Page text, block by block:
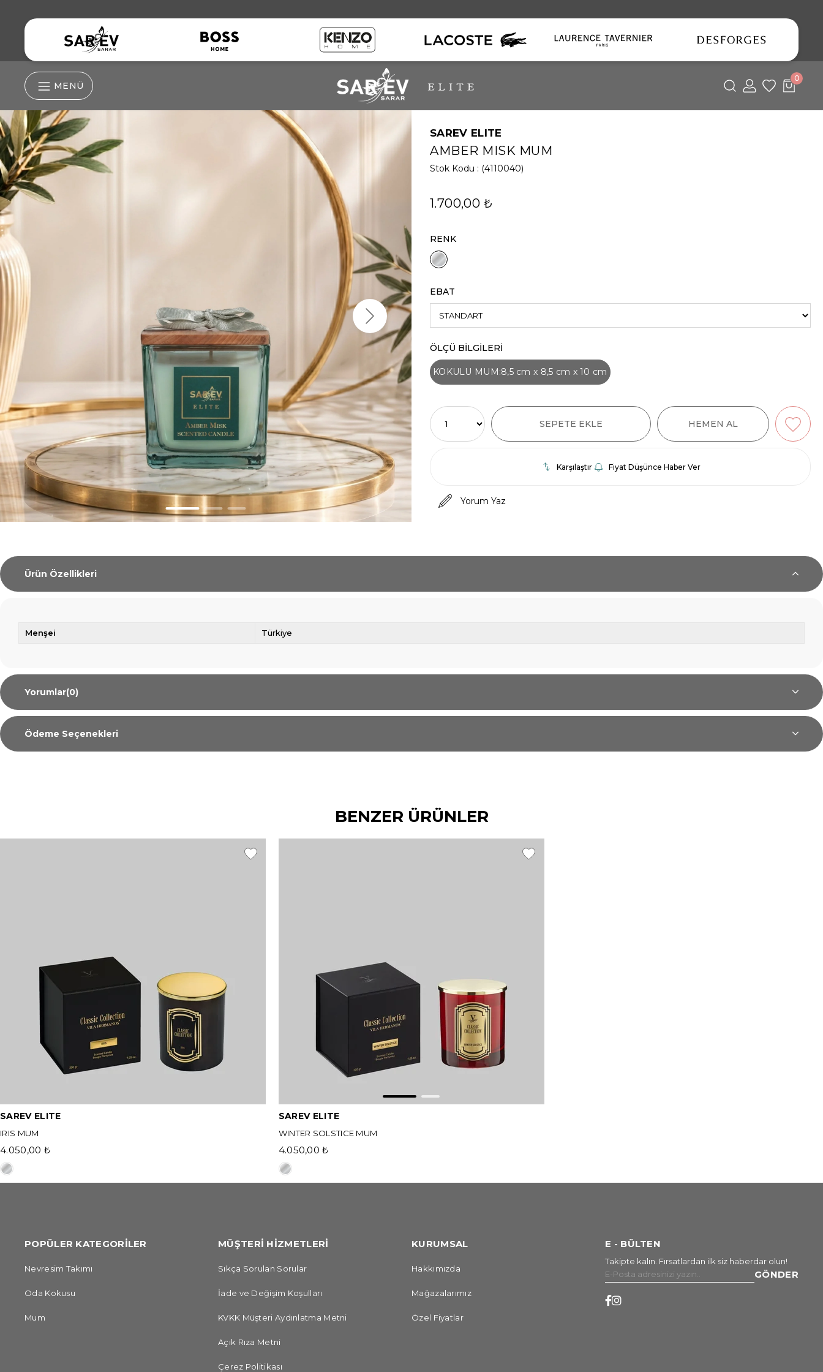
MENÜ
Örtü Grubu
Throw
Yatak Örtüsü Seti
Beyaz Seri
0
SAREV ELITE
AMBER MISK MUM
Stok Kodu (4110040)
1.700,00 ₺
RENK
EBAT
ÖLÇÜ BİLGİLERİ
KOKULU MUM:8,5 cm x 8,5 cm x 10 cm
Karşılaştır Fiyat Düşünce Haber Ver
Yorum Yaz
Ürün Özellikleri
Menşei Türkiye
Yorumlar(0)
Ödeme Seçenekleri
BENZER ÜRÜNLER
SAREV ELITE
IRIS MUM
4.050,00 ₺
SAREV ELITE
WINTER SOLSTICE MUM
4.050,00 ₺
POPÜLER KATEGORİLER
Nevresim Takımı
Oda Kokusu
Mum
MÜŞTERİ HİZMETLERİ
Sıkça Sorulan Sorular
İade ve Değişim Koşulları
KVKK Müşteri Aydınlatma Metni
Açık Rıza Metni
Çerez Politikası
KURUMSAL
Hakkımızda
Mağazalarımız
Özel Fiyatlar
E - BÜLTEN
Takipte kalın. Fırsatlardan ilk siz haberdar olun!
GÖNDER